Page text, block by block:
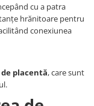
cu a patra
hrănitoare pentru
conexiunea
placentă, care sunt